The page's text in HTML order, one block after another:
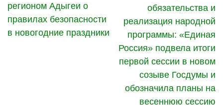
регионом Адыгеи о
правилах безопасности
в новогодние праздники
обязательства и
реализация народной
программы: «Единая
Россия» подвела итоги
первой сессии в новом
созыве Госдумы и
обозначила планы на
весеннюю сессию